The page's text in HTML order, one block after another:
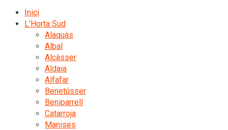
Inici
L’Horta Sud
Alaquàs
Albal
Alcàsser
Aldaia
Alfafar
Benetússer
Beniparrell
Catarroja
Manises